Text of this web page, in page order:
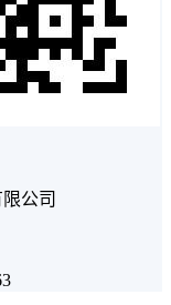
公司